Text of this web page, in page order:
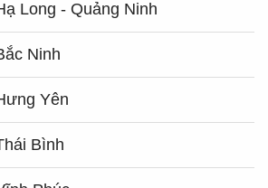
Long - Quảng Ninh
Ninh
Yên
Bình